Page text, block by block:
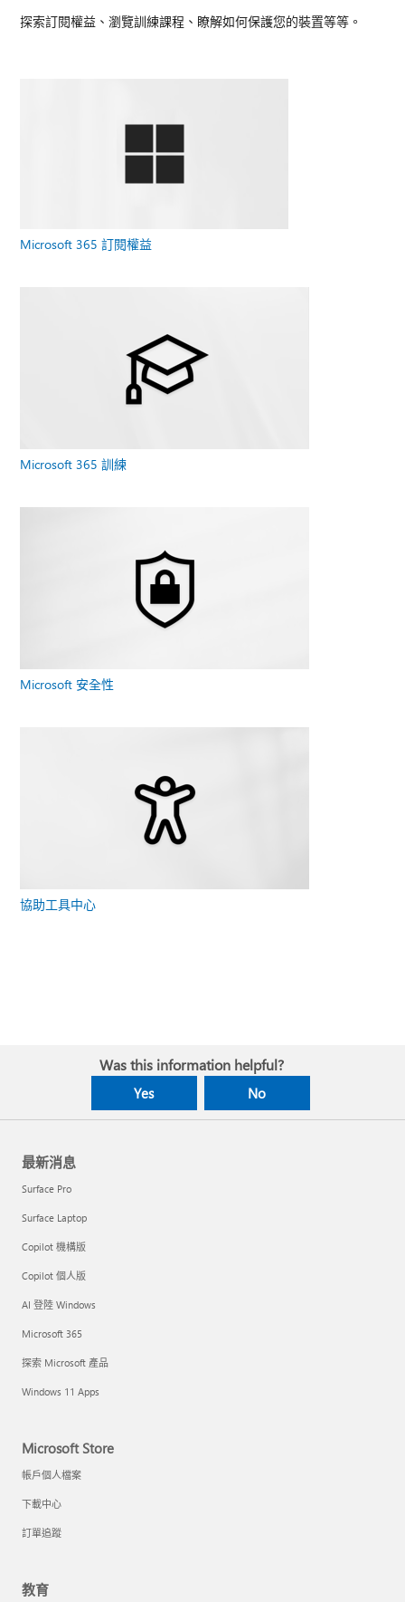
探索訂閱權益、瀏覽訓練課程、瞭解如何保護您的裝置等等。
Microsoft 365 訂閱權益
Microsoft 365 訓練
Microsoft 安全性
協助工具中心
Was this information helpful?
Yes No
最新消息
Surface Pro
Surface Laptop
Copilot 機構版
Copilot 個人版
AI 登陸 Windows
Microsoft 365
探索 Microsoft 產品
Windows 11 Apps
Microsoft Store
帳戶個人檔案
下載中心
訂單追蹤
教育